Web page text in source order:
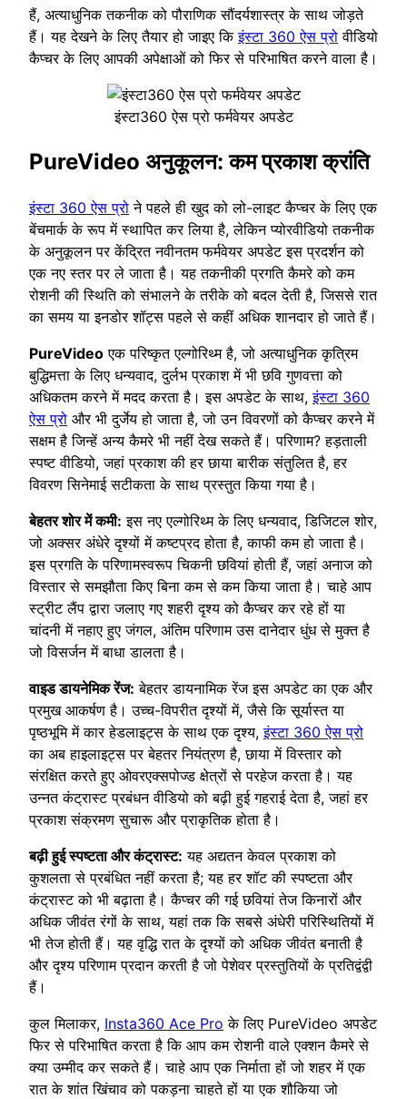
हैं, अत्याधुनिक तकनीक को पौराणिक सौंदर्यशास्त्र के साथ जोड़ते
हैं। यह देखने के लिए तैयार हो जाइए किइंस्टा 360 ऐस प्रो वीडियो
कैप्चर के लिए आपकी अपेक्षाओं को फिर से परिभाषित करने वाला है।
इंस्टा360 ऐस प्रो फर्मवेयर अपडेट
PureVideo अनुकूलन: कम प्रकाश क्रांति
इंस्टा 360 ऐस प्रो ने पहले ही खुद को लो-लाइट कैप्चर के लिए एक
बेंचमार्क के रूप में स्थापित कर लिया है, लेकिन प्योरवीडियो तकनीक
के अनुकूलन पर केंद्रित नवीनतम फर्मवेयर अपडेट इस प्रदर्शन को
एक नए स्तर पर ले जाता है। यह तकनीकी प्रगति कैमरे को कम
रोशनी की स्थिति को संभालने के तरीके को बदल देती है, जिससे रात
का समय या इनडोर शॉट्स पहले से कहीं अधिक शानदार हो जाते हैं।
PureVideo एक परिष्कृत एल्गोरिथ्म है, जो अत्याधुनिक कृत्रिम
बुद्धिमत्ता के लिए धन्यवाद, दुर्लभ प्रकाश में भी छवि गुणवत्ता को
अधिकतम करने में मदद करता है। इस अपडेट के साथ,इंस्टा 360
ऐस प्रो और भी दुर्जेय हो जाता है, जो उन विवरणों को कैप्चर करने में
सक्षम है जिन्हें अन्य कैमरे भी नहीं देख सकते हैं। परिणाम? हड़ताली
स्पष्ट वीडियो, जहां प्रकाश की हर छाया बारीक संतुलित है, हर
विवरण सिनेमाई सटीकता के साथ प्रस्तुत किया गया है।
बेहतर शोर में कमी: इस नए एल्गोरिथ्म के लिए धन्यवाद, डिजिटल शोर,
जो अक्सर अंधेरे दृश्यों में कष्टप्रद होता है, काफी कम हो जाता है।
इस प्रगति के परिणामस्वरूप चिकनी छवियां होती हैं, जहां अनाज को
विस्तार से समझौता किए बिना कम से कम किया जाता है। चाहे आप
स्ट्रीट लैंप द्वारा जलाए गए शहरी दृश्य को कैप्चर कर रहे हों या
चांदनी में नहाए हुए जंगल, अंतिम परिणाम उस दानेदार धुंध से मुक्त है
जो विसर्जन में बाधा डालता है।
वाइड डायनेमिक रेंज: बेहतर डायनामिक रेंज इस अपडेट का एक और
प्रमुख आकर्षण है। उच्च-विपरीत दृश्यों में, जैसे कि सूर्यास्त या
पृष्ठभूमि में कार हेडलाइट्स के साथ एक दृश्य,इंस्टा 360 ऐस प्रो
का अब हाइलाइट्स पर बेहतर नियंत्रण है, छाया में विस्तार को
संरक्षित करते हुए ओवरएक्सपोज्ड क्षेत्रों से परहेज करता है। यह
उन्नत कंट्रास्ट प्रबंधन वीडियो को बढ़ी हुई गहराई देता है, जहां हर
प्रकाश संक्रमण सुचारू और प्राकृतिक होता है।
बढ़ी हुई स्पष्टता और कंट्रास्ट: यह अद्यतन केवल प्रकाश को
कुशलता से प्रबंधित नहीं करता है; यह हर शॉट की स्पष्टता और
कंट्रास्ट को भी बढ़ाता है। कैप्चर की गई छवियां तेज किनारों और
अधिक जीवंत रंगों के साथ, यहां तक कि सबसे अंधेरी परिस्थितियों में
भी तेज होती हैं। यह वृद्धि रात के दृश्यों को अधिक जीवंत बनाती है
और दृश्य परिणाम प्रदान करती है जो पेशेवर प्रस्तुतियों के प्रतिद्वंद्वी
हैं।
कुल मिलाकर, Insta360 Ace Pro के लिए PureVideo अपडेट
फिर से परिभाषित करता है कि आप कम रोशनी वाले एक्शन कैमरे से
क्या उम्मीद कर सकते हैं। चाहे आप एक निर्माता हों जो शहर में एक
रात के शांत खिंचाव को पकड़ना चाहते हों या एक शौकिया जो